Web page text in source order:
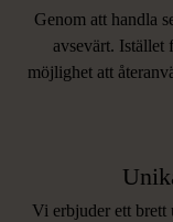
Genom att handla
avsevärt. Istället
möjlighet att
Vi erbjuder ett brett